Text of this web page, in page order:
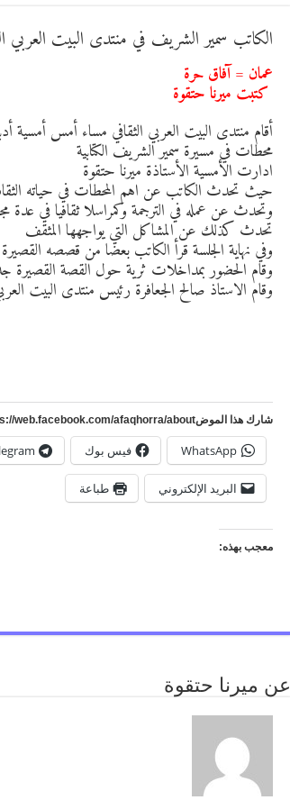
الكاتب سمير الشريف في منتدى البيت العربي
عمان = آفاق حرة
كتبت ميرنا حتقوة
أقام منتدى البيت العربي الثقافي مساء أمس أمسية
محطات في مسيرة سمير الشريف الكتابية
ادارت الأمسية الأستاذة ميرنا حتقوة
حيث تحدث الكاتب عن اهم المحطات في حياته
وتحدث عن عمله في الترجمة وكمراسلا ثقافيا في عدة
تحدث كذلك عن المشاكل التي يواجهها المثقف
وفي نهاية الجلسة قرأ الكاتب بعضا من قصصه
وقام الحضور بمداخلات ثرية حول القصة القصيرة جدا
وقام الاستاذ صالح الجعافرة رئيس منتدى البيت
شارك هذا الموضhttps://web.facebook.com/afaqhorra/aboutوع:https://www.pinterest.com/?autologin=true
WhatsApp فيس بوك
البريد الإلكتروني طباعة
معجب بهذه:
عن ميرنا حتقوة